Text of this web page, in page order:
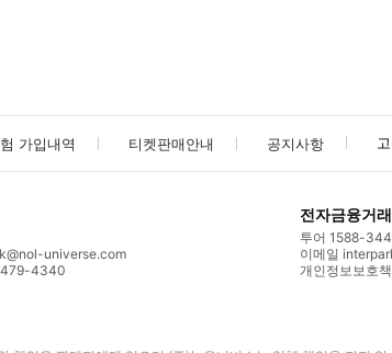
가입내역 티켓판매안내 공지사항
universe.com
4340
전자금융거
투어 1588-
이메일
개인정보보호